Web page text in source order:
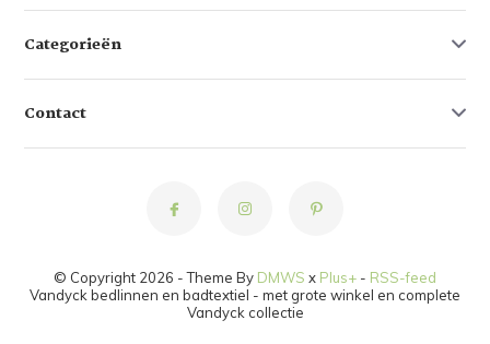
Categorieën
Contact
© Copyright 2026 - Theme By DMWS x Plus+ - RSS-feed
Vandyck bedlinnen en badtextiel - met grote winkel en complete
Vandyck collectie